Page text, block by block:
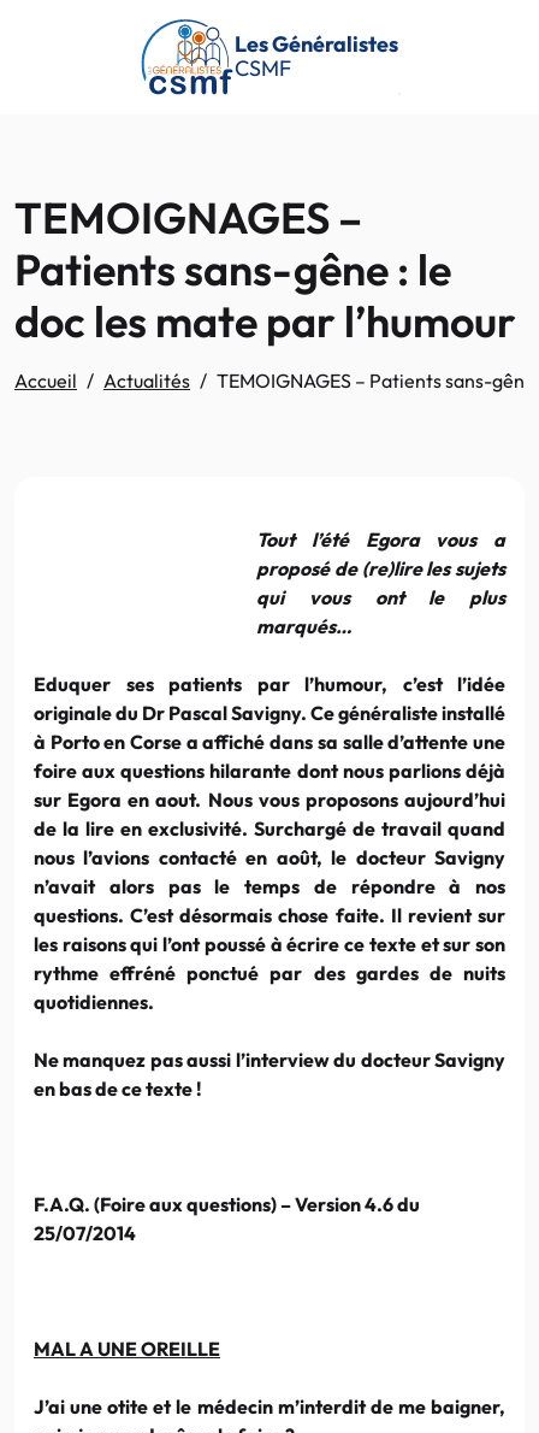
Passer au contenu principal
Les Généralistes
CSMF
TEMOIGNAGES –
Patients sans-gêne : le
doc les mate par l’humour
Accueil Actualités TEMOIGNAGES – Patients sans-
Tout l’été Egora vous a
proposé de (re)lire les sujets
qui vous ont le plus
marqués…
Eduquer ses patients par l’humour, c’est l’idée
originale du Dr Pascal Savigny. Ce généraliste installé
à Porto en Corse a affiché dans sa salle d’attente une
foire aux questions hilarante dont nous parlions déjà
sur Egora en aout. Nous vous proposons aujourd’hui
de la lire en exclusivité. Surchargé de travail quand
nous l’avions contacté en août, le docteur Savigny
n’avait alors pas le temps de répondre à nos
questions. C’est désormais chose faite. Il revient sur
les raisons qui l’ont poussé à écrire ce texte et sur son
rythme effréné ponctué par des gardes de nuits
quotidiennes.
Ne manquez pas aussi l’interview du docteur Savigny
en bas de ce texte !
F.A.Q. (Foire aux questions) – Version 4.6 du
25/07/2014
MAL A UNE OREILLE
J’ai une otite et le médecin m’interdit de me baigner,